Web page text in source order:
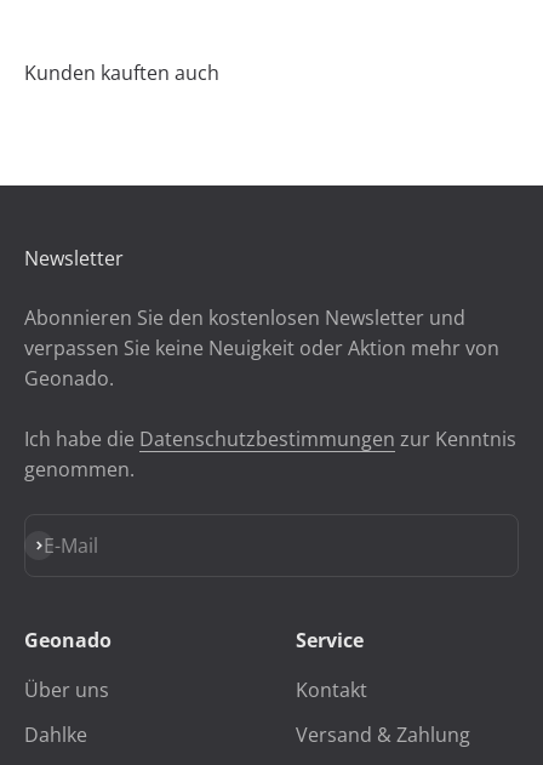
Newsletter
Abonnieren Sie den kostenlosen Newsletter und
verpassen Sie keine Neuigkeit oder Aktion mehr von
Geonado.
Ich habe die Datenschutzbestimmungen zur Kenntnis
genommen.
E-Mail
Abonnieren
Geonado
Über uns
Dahlke
Service
Kontakt
Versand & Zahlung